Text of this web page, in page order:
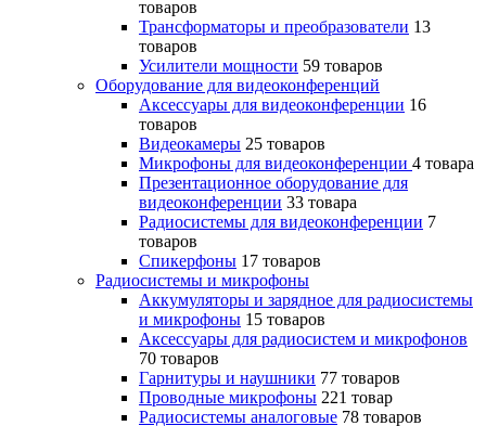
товаров
Трансформаторы и преобразователи 13
товаров
Усилители мощности 59 товаров
Оборудование для видеоконференций
Аксессуары для видеоконференции 16
товаров
Видеокамеры 25 товаров
Микрофоны для видеоконференции 4 товара
Презентационное оборудование для
видеоконференции 33 товара
Радиосистемы для видеоконференции 7
товаров
Спикерфоны 17 товаров
Радиосистемы и микрофоны
Аккумуляторы и зарядное для радиосистемы
и микрофоны 15 товаров
Аксессуары для радиосистем и микрофонов
70 товаров
Гарнитуры и наушники 77 товаров
Проводные микрофоны 221 товар
Радиосистемы аналоговые 78 товаров